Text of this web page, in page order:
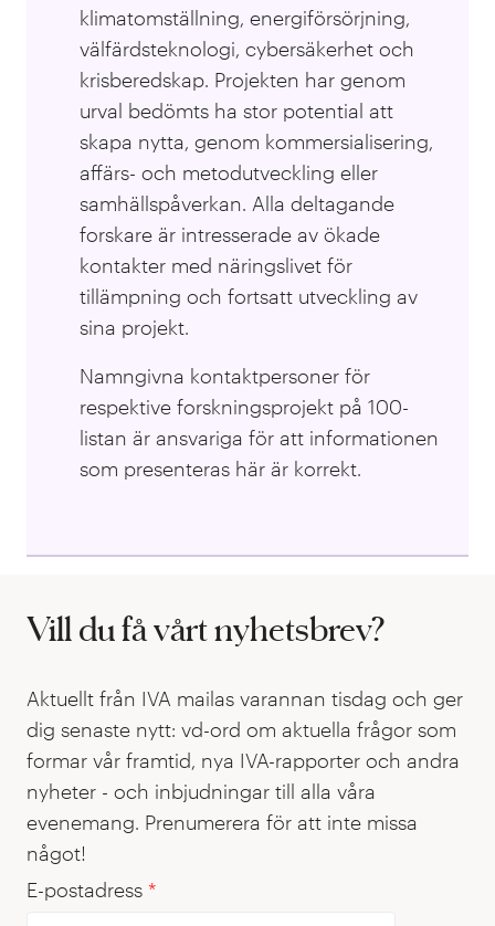
klimatomställning, energiförsörjning,
välfärdsteknologi, cybersäkerhet och
krisberedskap. Projekten har genom
urval bedömts ha stor potential att
skapa nytta, genom kommersialisering,
affärs- och metodutveckling eller
samhällspåverkan. Alla deltagande
forskare är intresserade av ökade
kontakter med näringslivet för
tillämpning och fortsatt utveckling av
sina projekt.
Namngivna kontaktpersoner för
respektive forskningsprojekt på 100-
listan är ansvariga för att informationen
som presenteras här är korrekt.
Vill du få vårt nyhetsbrev?
Aktuellt från IVA mailas varannan tisdag och ger
dig senaste nytt: vd-ord om aktuella frågor som
formar vår framtid, nya IVA-rapporter och andra
nyheter - och inbjudningar till alla våra
evenemang. Prenumerera för att inte missa
något!
E-postadress *